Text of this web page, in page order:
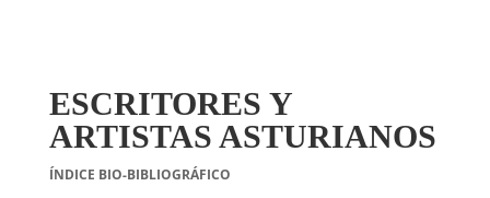
ESCRITORES Y
ARTISTAS ASTURIANOS
ÍNDICE BIO-BIBLIOGRÁFICO